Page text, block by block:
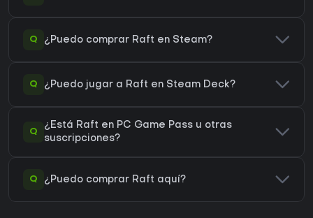
Q ¿Puedo comprar Raft en Steam?
Q ¿Puedo jugar a Raft en Steam Deck?
Q
¿Está Raft en PC Game Pass u otras
suscripciones?
Q ¿Puedo comprar Raft aquí?